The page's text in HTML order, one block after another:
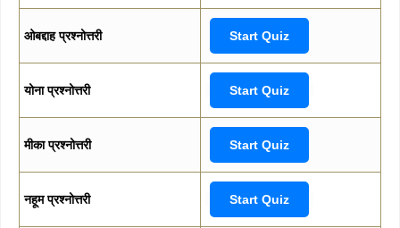
ओबद्दाह प्रश्नोत्तरी Start Quiz
योना प्रश्नोत्तरी Start Quiz
मीका प्रश्नोत्तरी Start Quiz
नहूम प्रश्नोत्तरी Start Quiz